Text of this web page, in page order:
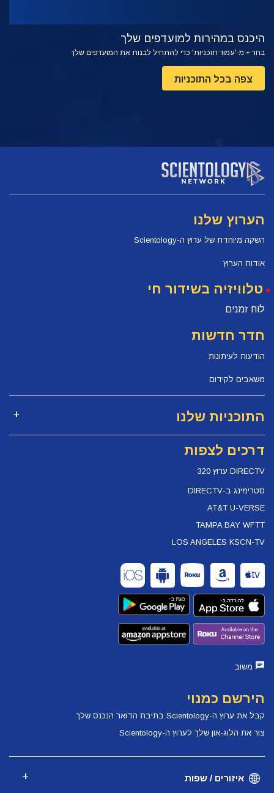
היכנס במהירות למועדפים שלך
בחר + מ-'עמוד תוכניות' כדי להתחיל לבנות את המועדפים שלך
צפה בכל התוכניות
הערוץ שלנו
השקה מיוחדת של ערוץ ה-Scientology
אודות הערוץ
טלוויזיה בשידור חי
לוח זמנים
חדר חדשות
הודעות לעיתונות
משאבים לקידום
התוכניות שלנו
דרכים לצפות
DIRECTV ערוץ 320
סטרימינג ב-DIRECTV
AT&T U-VERSE
TAMPA BAY WFTT
LOS ANGELES KSCN-TV
משוב
הירשם כמנוי
קבל את ערוץ ה-Scientology בתיבת הדואר הנכנס שלך
צור את הלוג-און שלך לערוץ ה-Scientology
איזורים / שפות